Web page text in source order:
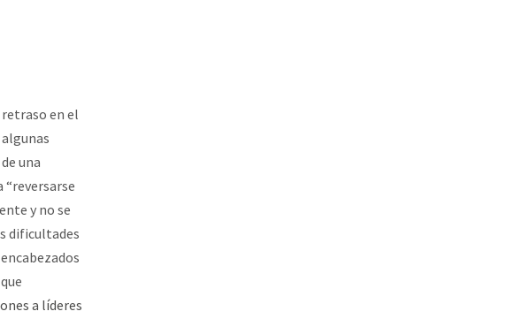
en el
una
“reversarse
y no se
dificultades
a líderes